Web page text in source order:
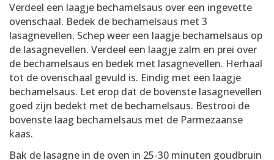
Verdeel een laagje bechamelsaus over een ingevette
ovenschaal. Bedek de bechamelsaus met 3
lasagnevellen. Schep weer een laagje bechamelsaus op
de lasagnevellen. Verdeel een laagje zalm en prei over
de bechamelsaus en bedek met lasagnevellen. Herhaal
tot de ovenschaal gevuld is. Eindig met een laagje
bechamelsaus. Let erop dat de bovenste lasagnevellen
goed zijn bedekt met de bechamelsaus. Bestrooi de
bovenste laag bechamelsaus met de Parmezaanse
kaas.
Bak de lasagne in de oven in 25-30 minuten goudbruin